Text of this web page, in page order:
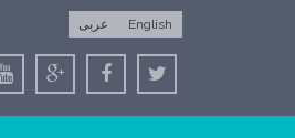
English عربى